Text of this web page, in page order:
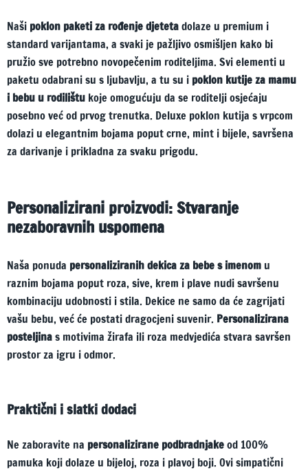
Naši poklon paketi za rođenje djetetadolaze u premium i
standard varijantama, a svaki je pažljivo osmišljen kako bi
pružio sve potrebno novopečenim roditeljima. Svi elementi u
paketu odabrani su s ljubavlju, a tu su i poklon kutije za mamu
i bebu u rodilištu koje omogućuju da se roditelji osjećaju
posebno već od prvog trenutka. Deluxe poklon kutija s vrpcom
dolazi u elegantnim bojama poput crne, mint i bijele, savršena
za darivanje i prikladna za svaku prigodu.
Personalizirani proizvodi: Stvaranje
nezaboravnih uspomena
Naša ponuda personaliziranih dekica za bebe s imenom u
raznim bojama poput roza, sive, krem i plave nudi savršenu
kombinaciju udobnosti i stila. Dekice ne samo da će zagrijati
vašu bebu, već će postati dragocjeni suvenir. Personalizirana
posteljinas motivima žirafa ili roza medvjedića stvara savršen
prostor za igru i odmor.
Praktični i slatki dodaci
Ne zaboravite na personalizirane podbradnjakeod 100%
pamuka koji dolaze u bijeloj, roza i plavoj boji. Ovi simpatični